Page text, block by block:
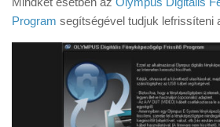
Program segítségével tudjuk lefrissíteni